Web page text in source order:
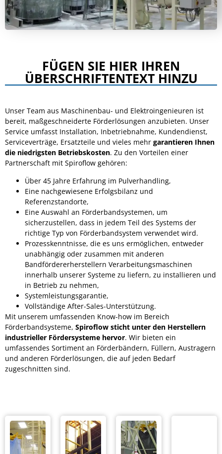
FÜGEN SIE HIER IHREN
ÜBERSCHRIFTENTEXT HINZU
Unser Team aus Maschinenbau- und Elektroingenieuren ist
bereit, maßgeschneiderte Förderlösungen anzubieten. Unser
Service umfasst Installation, Inbetriebnahme, Kundendienst,
Serviceverträge, Ersatzteile und vieles mehr garantieren Ihnen
die niedrigsten Betriebskosten. Zu den Vorteilen einer
Partnerschaft mit Spiroflow gehören:
Über 45 Jahre Erfahrung im Pulverhandling,
Eine nachgewiesene Erfolgsbilanz und
Referenzstandorte,
Eine Auswahl an Förderbandsystemen, um
sicherzustellen, dass in jedem Teil des Systems der
richtige Typ von Förderbandsystem verwendet wird.
Prozesskenntnisse, die es uns ermöglichen, entweder
unabhängig oder zusammen mit anderen
Bandfördererherstellern Verarbeitungsmaschinen
innerhalb unserer Systeme zu liefern, zu installieren und
in Betrieb zu nehmen,
Systemleistungsgarantie,
Vollständige After-Sales-Unterstützung.
Mit unserem umfassenden Know-how im Bereich
Förderbandsysteme, Spiroflow sticht unter den Herstellern
industrieller Fördersysteme hervor. Wir bieten ein
umfassendes Sortiment an Förderbändern, Füllern, Austragern
und anderen Förderlösungen, die auf jeden Bedarf
zugeschnitten sind.